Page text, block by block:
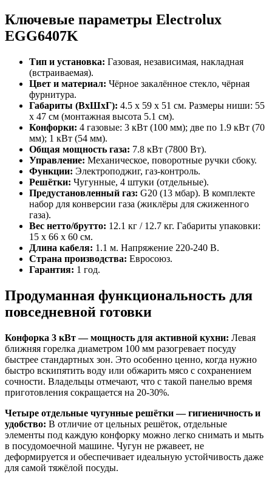
Ключевые параметры Electrolux
EGG6407K
Тип и установка: Газовая, независимая, накладная
(встраиваемая).
Цвет и материал: Чёрное закалённое стекло, чёрная
фурнитура.
Габариты (ВхШхГ): 4.5 x 59 x 51 см. Размеры ниши: 55
x 47 см (монтажная высота 5.1 см).
Конфорки: 4 газовые: 3 кВт (100 мм); две по 1.9 кВт (70
мм); 1 кВт (54 мм).
Общая мощность газа: 7.8 кВт (7800 Вт).
Управление: Механическое, поворотные ручки сбоку.
Функции: Электроподжиг, газ-контроль.
Решётки: Чугунные, 4 штуки (отдельные).
Предустановленный газ: G20 (13 мбар). В комплекте
набор для конверсии газа (жиклёры для сжиженного
газа).
Вес нетто/брутто: 12.1 кг / 12.7 кг. Габариты упаковки:
15 x 66 x 60 см.
Длина кабеля: 1.1 м. Напряжение 220-240 В.
Страна производства: Евросоюз.
Гарантия: 1 год.
Продуманная функциональность для
повседневной готовки
Конфорка 3 кВт — мощность для активной кухни: Левая
ближняя горелка диаметром 100 мм разогревает посуду
быстрее стандартных зон. Это особенно ценно, когда нужно
быстро вскипятить воду или обжарить мясо с сохранением
сочности. Владельцы отмечают, что с такой панелью время
приготовления сокращается на 20-30%.
Четыре отдельные чугунные решётки — гигиеничность и
удобство: В отличие от цельных решёток, отдельные
элементы под каждую конфорку можно легко снимать и мыть
в посудомоечной машине. Чугун не ржавеет, не
деформируется и обеспечивает идеальную устойчивость даже
для самой тяжёлой посуды.